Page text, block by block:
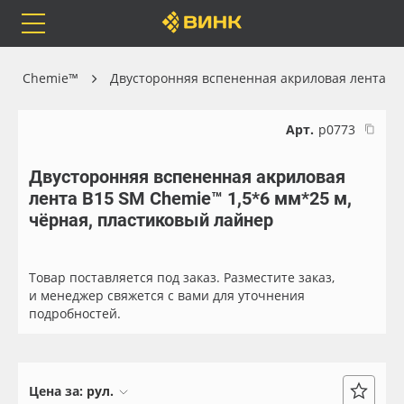
Каталог
Orafol
Бренды
Доставка
Весь каталог
Рулонные материалы
Самоклеящиеся плёнки
Листовые материалы
Chemie™ Двусторонняя вспененная акриловая лента
Арт. р0773
Двусторонняя вспененная акриловая
лента B15 SM Chemie™ 1,5*6 мм*25 м,
чёрная, пластиковый лайнер
Товар поставляется под заказ. Разместите заказ,
и менеджер свяжется с вами для уточнения
подробностей.
Цена за: рул.